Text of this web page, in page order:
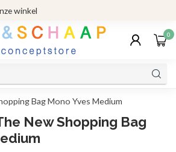
winkel
0
Bag Mono Yves Medium
New Shopping Bag